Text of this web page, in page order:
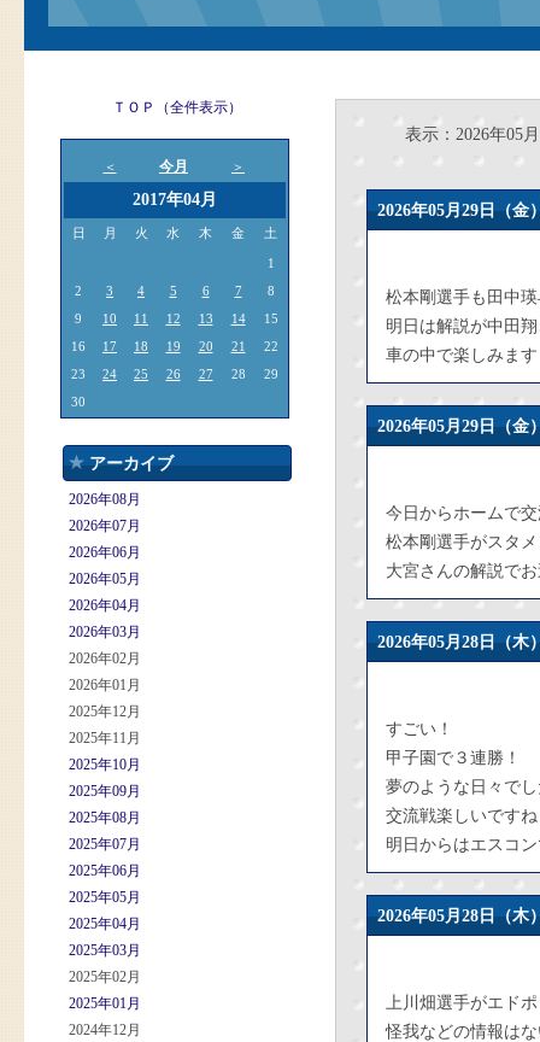
ＴＯＰ（全件表示）
＜ 今月 ＞
2017年04月
日 月 火 水 木 金 土
1
2
3 4 5 6 7
8
9
10 11 12 13 14
15
16
17 18 19 20 21
22
23
24 25 26 27 28
29
30
アーカイブ
2026年08月
2026年07月
2026年06月
2026年05月
2026年04月
2026年03月
2026年02月
2026年01月
2025年12月
2025年11月
2025年10月
2025年09月
2025年08月
2025年07月
2025年06月
2025年05月
2025年04月
2025年03月
2025年02月
2025年01月
2024年12月
表示：2026年05月
2026年05月29日
松本剛選手も田中
明日は解説が中田
車の中で楽しみま
2026年05月29日
今日からホームで
松本剛選手がスタ
大宮さんの解説で
2026年05月28日
すごい！
甲子園で３連勝！
夢のような日々で
交流戦楽しいです
明日からはエスコ
2026年05月28日
上川畑選手がエド
怪我などの情報は